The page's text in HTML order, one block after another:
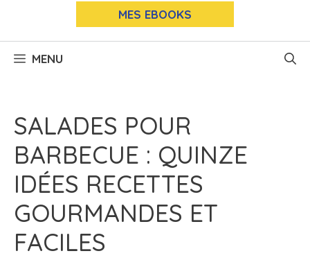
MES EBOOKS
MENU
SALADES POUR
BARBECUE : QUINZE
IDÉES RECETTES
GOURMANDES ET
FACILES